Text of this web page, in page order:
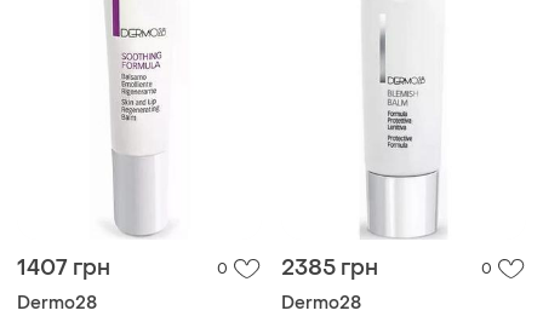
1407 грн 0
Dermo28
2385 грн 0
Dermo28